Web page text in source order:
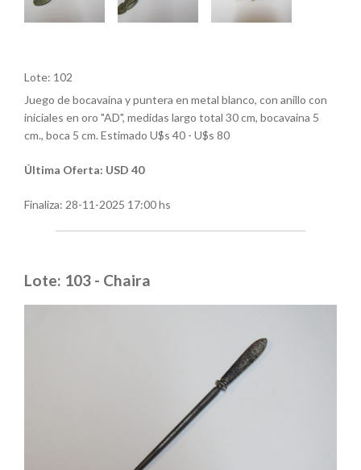
Lote: 102
Juego de bocavaina y puntera en metal blanco, con anillo con
iniciales en oro "AD", medidas largo total 30 cm, bocavaina 5
cm., boca 5 cm. Estimado U$s 40 - U$s 80
Última Oferta: USD 40
Finaliza: 28-11-2025 17:00 hs
Lote: 103 - Chaira